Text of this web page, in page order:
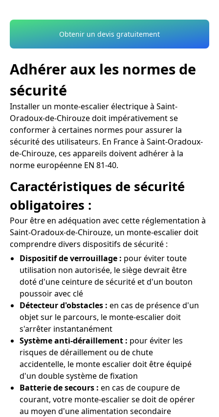
Obtenir un devis gratuitement
Adhérer aux les normes de
sécurité
Installer un monte-escalier électrique à Saint-
Oradoux-de-Chirouze doit impérativement se
conformer à certaines normes pour assurer la
sécurité des utilisateurs. En France à Saint-Oradoux-
de-Chirouze, ces appareils doivent adhérer à la
norme européenne EN 81-40.
Caractéristiques de sécurité
obligatoires :
Pour être en adéquation avec cette réglementation à
Saint-Oradoux-de-Chirouze, un monte-escalier doit
comprendre divers dispositifs de sécurité :
Dispositif de verrouillage : pour éviter toute
utilisation non autorisée, le siège devrait être
doté d'une ceinture de sécurité et d'un bouton
poussoir avec clé
Détecteur d'obstacles : en cas de présence d'un
objet sur le parcours, le monte-escalier doit
s'arrêter instantanément
Système anti-déraillement : pour éviter les
risques de déraillement ou de chute
accidentelle, le monte escalier doit être équipé
d'un double système de fixation
Batterie de secours : en cas de coupure de
courant, votre monte-escalier se doit de opérer
au moyen d'une alimentation secondaire